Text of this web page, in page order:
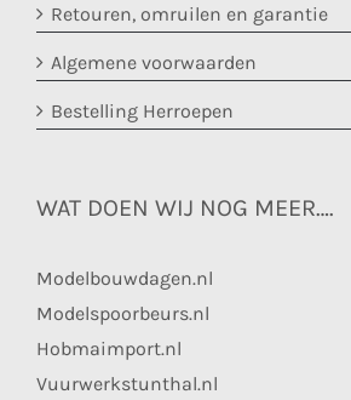
Retouren, omruilen en garantie
Algemene voorwaarden
Bestelling Herroepen
WAT DOEN WIJ NOG MEER….
Modelbouwdagen.nl
Modelspoorbeurs.nl
Hobmaimport.nl
Vuurwerkstunthal.nl